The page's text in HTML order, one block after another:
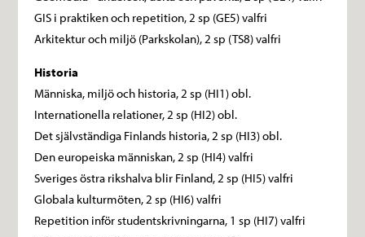
GIS i praktiken och repetition, 2 sp (GE5) valfri
Arkitektur och miljö (Parkskolan), 2 sp (TS8) valfri
Historia
Människa, miljö och historia, 2 sp (HI1) obl.
Internationella relationer, 2 sp (HI2) obl.
Det självständiga Finlands historia, 2 sp (HI3) obl.
Den europeiska människan, 2 sp (HI4) valfri
Sveriges östra rikshalva blir Finland, 2 sp (HI5) valfri
Globala kulturmöten, 2 sp (HI6) valfri
Repetition inför studentskrivningarna, 1 sp (HI7) valfri